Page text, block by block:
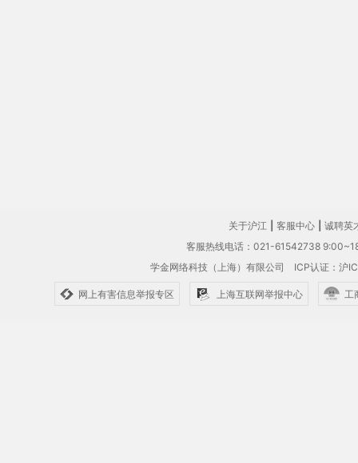
关于沪江 客服中心
诚聘英
客服热线电话：021-61542738
学金网络科技（上海）有限公司 ICP认证：沪
网上有害信息举报专区 上海互联网举报中心 工